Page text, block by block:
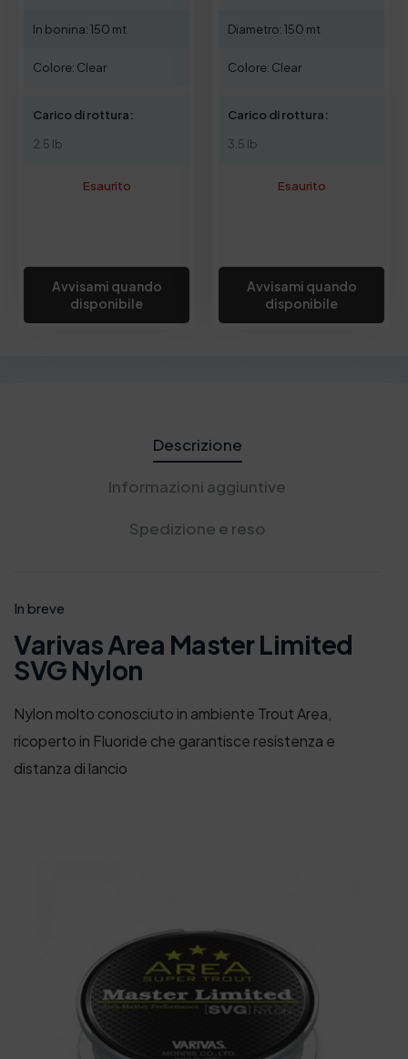
In bonina: 150 mt
Colore: Clear
Carico di rottura:
2.5 lb
Esaurito
Avvisami quando
disponibile
Diametro: 150 mt
Colore: Clear
Carico di rottura:
3.5 lb
Esaurito
Avvisami quando
disponibile
Descrizione
Informazioni aggiuntive
Spedizione e reso
In breve
Varivas Area Master Limited
SVG Nylon
Nylon molto conosciuto in ambiente Trout Area,
ricoperto in Fluoride che garantisce resistenza e
distanza di lancio